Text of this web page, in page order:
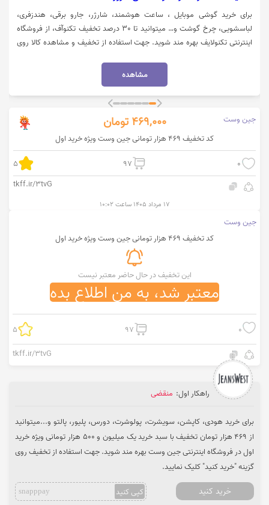
برای خرید گوشی موبایل ، ساعت هوشمند، شارژر، جارو برقی، هندزفری،
لباسشویی، چرخ گوشت و… میتوانید تا 30 درصد تخفیف تکنوآف، از فروشگاه
اینترنتی تکنولایف بهره مند شوید. جهت استفاده از تخفیف و مشاهده کالا روی
مشاهده
جین وست 469,000 تومان
کد تخفیف 469 هزار تومانی جین وست ویژه خرید اول
0
97
5
tkff.ir/3tvG
۱۷ مرداد ۱۴۰۵ ساعت ۱۰:۰۲
جین وست
کد تخفیف 469 هزار تومانی جین وست ویژه خرید اول
این تخفیف در حال حاضر معتبر نیست
معتبر شد، به من اطلاع بده
0
97
5
tkff.ir/3tvG
راهکار اول: منقضی
برای خرید هودی، کاپشن، سویشرت، پولوشرت، دورس، پلیور، پالتو و...میتوانید
از 469 هزار تومان تخفیف با سبد خرید یک میلیون و 500 هزار تومانی ویژه خرید
اول در فروشگاه اینترنتی جین وست بهره مند شوید. جهت استفاده از تخفیف روی
گزینه "خرید کنید" کلیک نمایید.
خرید کنید کپی کنید snapppay